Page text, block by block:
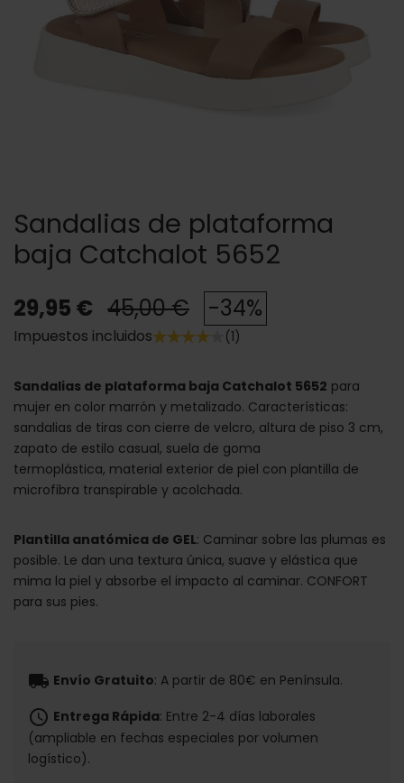
Sandalias de plataforma
baja Catchalot 5652
29,95 € 45,00 € -34%
Impuestos incluidos (1)
Sandalias de plataforma baja Catchalot 5652 para
mujer en color marrón y metalizado. Características:
sandalias de tiras con cierre de velcro, altura de piso 3 cm,
zapato de estilo casual, suela de goma
termoplástica, material exterior de piel con plantilla de
microfibra transpirable y acolchada.
Plantilla anatómica de GEL: Caminar sobre las plumas es
posible. Le dan una textura única, suave y elástica que
mima la piel y absorbe el impacto al caminar. CONFORT
para sus pies.
local_shipping Envío Gratuito: A partir de 80€ en Península.
schedule Entrega Rápida: Entre 2-4 días laborales
(ampliable en fechas especiales por volumen
logístico).